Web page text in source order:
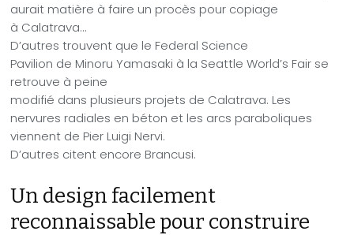
aurait matière à faire un procès pour copiage
à Calatrava…
D’autres trouvent que le Federal Science
Pavilion de Minoru Yamasaki à la Seattle World’s Fair se
retrouve à peine
modifié dans plusieurs projets de Calatrava. Les
nervures radiales en béton et les arcs paraboliques
viennent de Pier Luigi Nervi.
D’autres citent encore Brancusi.
Un design facilement
reconnaissable pour construire